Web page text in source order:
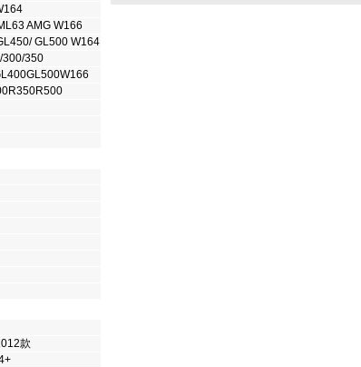
AMG W166
GL500 W164
300/350
款